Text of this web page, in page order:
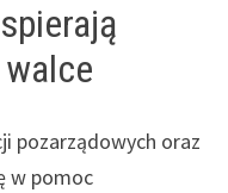
pozarządowych oraz
w pomoc